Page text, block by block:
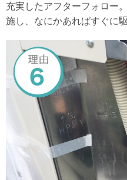
充実したアフターフォロー
施し、なにかあればすぐに